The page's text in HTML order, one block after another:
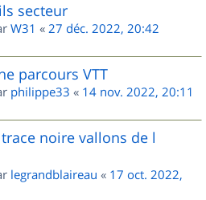
secteur
W31 « 27 déc. 2022, 20:42
parcours VTT
philippe33 « 14 nov. 2022, 20:11
noire vallons de l
legrandblaireau « 17 oct. 2022,